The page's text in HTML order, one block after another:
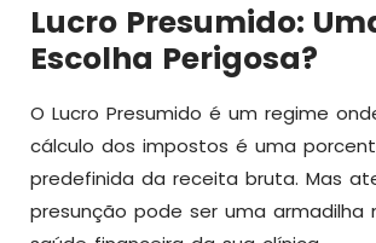
Lucro Presumido:
Escolha Perigosa?
O Lucro Presumido é um regime
cálculo dos impostos é uma
predefinida da receita bruta. Mas
presunção pode ser uma armadilha